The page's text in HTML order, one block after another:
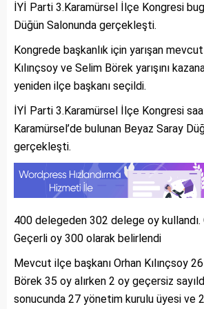
İYİ Parti 3.Karamürsel İlçe Kongresi
Düğün Salonunda gerçekleşti.
Kongrede başkanlık için yarışan
Kılınçsoy ve Selim Börek yarışını
yeniden ilçe başkanı seçildi.
İYİ Parti 3.Karamürsel İlçe Kongresi
Karamürsel’de bulunan Beyaz Saray
gerçekleşti.
400 delegeden 302 delege oy kullandı.
Geçerli oy 300 olarak belirlendi
Mevcut ilçe başkanı Orhan Kılınçsoy
Börek 35 oy alırken 2 oy geçersiz
sonucunda 27 yönetim kurulu üyesi ve